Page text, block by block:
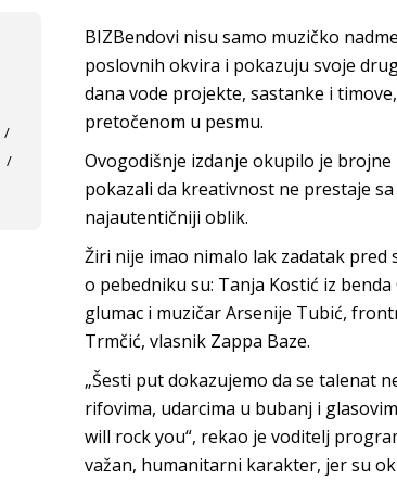
BIZBendovi nisu samo muzičko
poslovnih okvira i pokazuju svoje
dana vode projekte, sastanke i
pretočenom u pesmu.
Ovogodišnje izdanje okupilo je
pokazali da kreativnost ne prestaje
najautentičniji oblik.
Žiri nije imao nimalo lak zadatak
o pebedniku su: Tanja Kostić iz
glumac i muzičar Arsenije Tubić,
Trmčić, vlasnik Zappa Baze.
„Šesti put dokazujemo da se talenat
rifovima, udarcima u bubanj i
will rock you“, rekao je voditelj
važan, humanitarni karakter, jer su